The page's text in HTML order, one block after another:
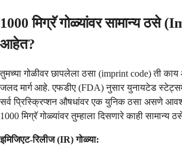
1000 मिग्रॅ गोळ्यांवर सामान्य ठसे
आहेत?
तुमच्या गोळीवर छापलेला ठसा (imprint code) ती काय
जलद मार्ग आहे. एफडीए (FDA) नुसार युनायटेड
सर्व प्रिस्क्रिप्शन औषधांवर एक युनिक ठसा असणे
1000 मिग्रॅ गोळ्यांवर तुम्हाला दिसणारे काही
इमिजिएट-रिलीज (IR) गोळ्या: